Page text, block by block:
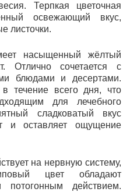
Терпкая цветочная
освежающий вкус,
листочки.
насыщенный жёлтый
Отлично сочетается с
блюдами и десертами.
течение всего дня, что
для лечебного
сладковатый вкус
и оставляет ощущение
на нервную систему,
цвет обладают
потогонным действием.